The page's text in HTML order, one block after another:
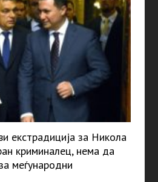
екстрадиција за Никола
криминалец, нема да
меѓународни